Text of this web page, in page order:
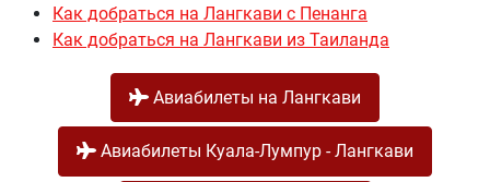
Как добраться на Лангкави с Пенанга
Как добраться на Лангкави из Таиланда
Авиабилеты на Лангкави
Авиабилеты Куала-Лумпур - Лангкави